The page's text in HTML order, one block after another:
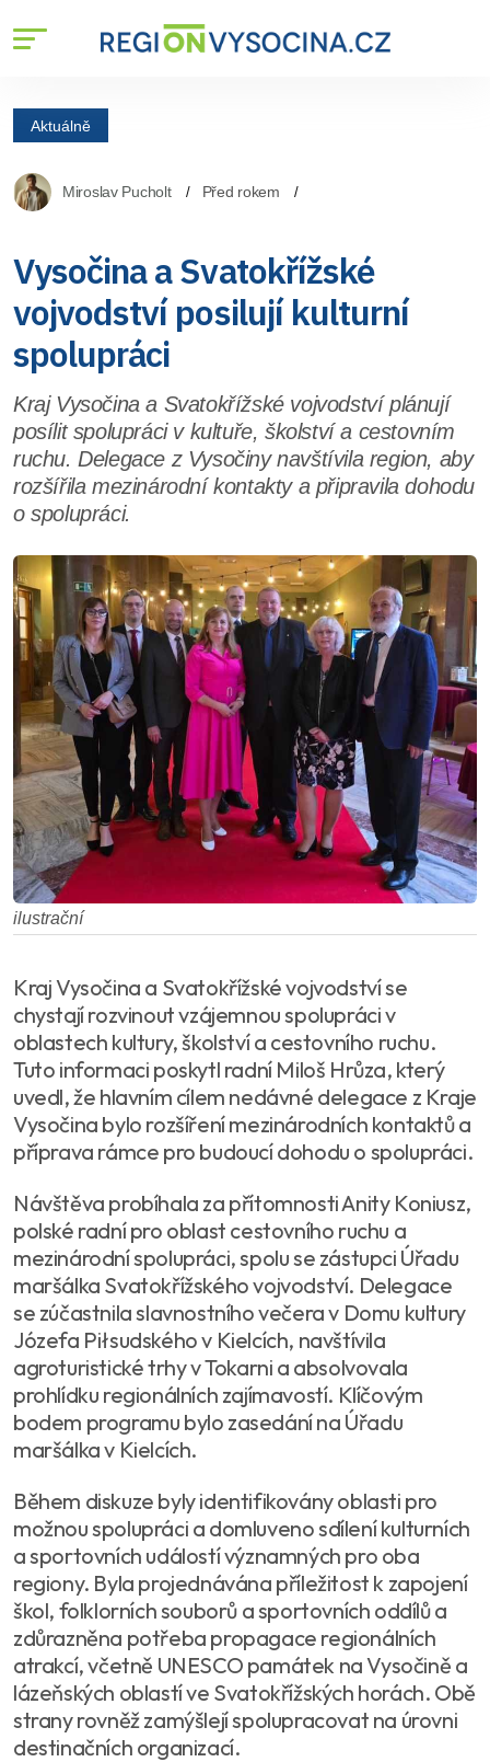
Aktuálně
Miroslav Pucholt Před rokem
Vysočina a Svatokřížské
vojvodství posilují kulturní
spolupráci
Kraj Vysočina a Svatokřížské vojvodství plánují
posílit spolupráci v kultuře, školství a cestovním
ruchu. Delegace z Vysočiny navštívila region, aby
rozšířila mezinárodní kontakty a připravila dohodu
o spolupráci.
ilustrační
Kraj Vysočina a Svatokřížské vojvodství se
chystají rozvinout vzájemnou spolupráci v
oblastech kultury, školství a cestovního ruchu.
Tuto informaci poskytl radní Miloš Hrůza, který
uvedl, že hlavním cílem nedávné delegace z Kraje
Vysočina bylo rozšíření mezinárodních kontaktů a
příprava rámce pro budoucí dohodu o spolupráci.
Návštěva probíhala za přítomnosti Anity Koniusz,
polské radní pro oblast cestovního ruchu a
mezinárodní spolupráci, spolu se zástupci Úřadu
maršálka Svatokřížského vojvodství. Delegace
se zúčastnila slavnostního večera v Domu kultury
Józefa Piłsudského v Kielcích, navštívila
agroturistické trhy v Tokarni a absolvovala
prohlídku regionálních zajímavostí. Klíčovým
bodem programu bylo zasedání na Úřadu
maršálka v Kielcích.
Během diskuze byly identifikovány oblasti pro
možnou spolupráci a domluveno sdílení kulturních
a sportovních událostí významných pro oba
regiony. Byla projednávána příležitost k zapojení
škol, folklorních souborů a sportovních oddílů a
zdůrazněna potřeba propagace regionálních
atrakcí, včetně UNESCO památek na Vysočině a
lázeňských oblastí ve Svatokřížských horách. Obě
strany rovněž zamýšlejí spolupracovat na úrovni
destinačních organizací.